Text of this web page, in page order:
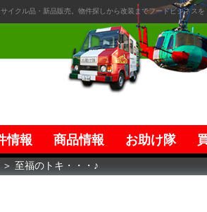
イクル品・新品販売。物件探しから改装までフードビジネスを
情報 商品情報 お助け隊
＞ 至福のトキ・・・♪